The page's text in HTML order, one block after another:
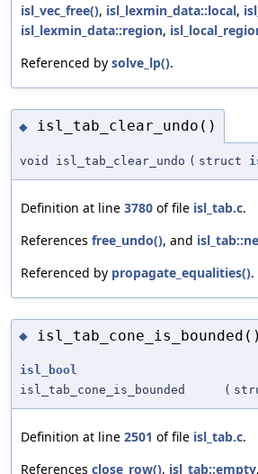
isl_vec_free(), isl_lexmin_data::local,
isl_lexmin_data::region,
Referenced by solve_lp().
◆ isl_tab_clear_undo()
void isl_tab_clear_undo ( struct
Definition at line 3780 of file isl_tab.c.
References free_undo(), and
Referenced by propagate_equalities().
◆ isl_tab_cone_is_bounded()
isl_bool
isl_tab_cone_is_bounded
(
Definition at line 2501 of file isl_tab.c.
References close_row(), isl_tab::empty,